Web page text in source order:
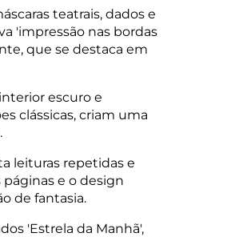
teatrais, dados e
'impressão nas bordas
que se destaca em
escuro e
clássicas, criam uma
leituras repetidas e
e o design
de fantasia.
'Estrela da Manhã',